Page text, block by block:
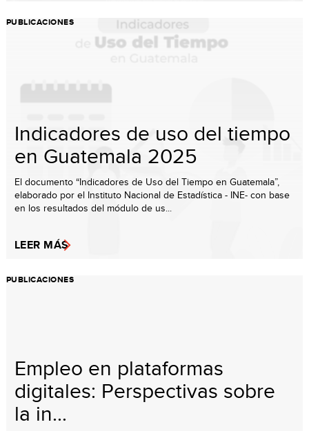
PUBLICACIONES
Indicadores de uso del tiempo
en Guatemala 2025
El documento “Indicadores de Uso del Tiempo en Guatemala”,
elaborado por el Instituto Nacional de Estadística - INE- con base
en los resultados del módulo de us...
LEER MÁS
PUBLICACIONES
Empleo en plataformas
digitales: Perspectivas sobre
la in...